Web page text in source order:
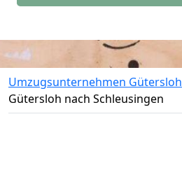
Umzugsunternehmen Gütersloh
Gütersloh nach Schleusingen